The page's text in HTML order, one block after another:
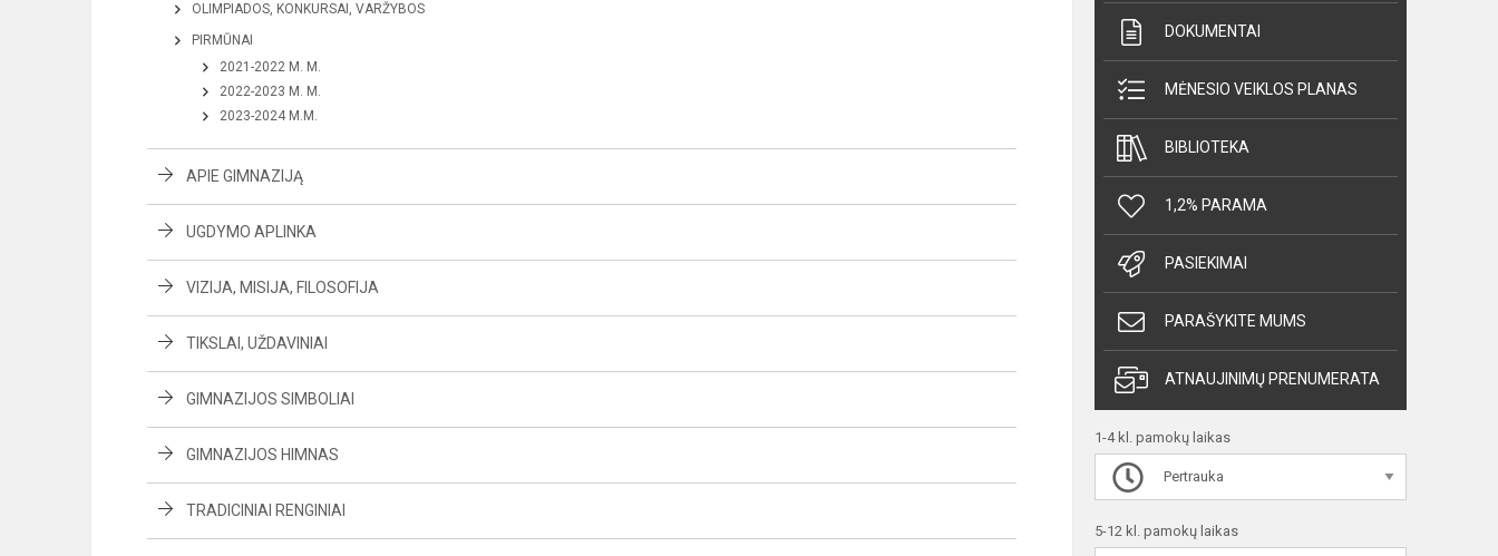
OLIMPIADOS, KONKURSAI, VARŽYBOS
PIRMŪNAI
2021-2022 M. M.
2022-2023 M. M.
2023-2024 M.M.
APIE GIMNAZIJĄ
UGDYMO APLINKA
VIZIJA, MISIJA, FILOSOFIJA
TIKSLAI, UŽDAVINIAI
GIMNAZIJOS SIMBOLIAI
GIMNAZIJOS HIMNAS
TRADICINIAI RENGINIAI
DOKUMENTAI
MĖNESIO VEIKLOS PLANAS
BIBLIOTEKA
1,2% PARAMA
PASIEKIMAI
PARAŠYKITE MUMS
ATNAUJINIMŲ PRENUMERATA
1-4 kl. pamokų laikas
Pertrauka
5-12 kl. pamokų laikas